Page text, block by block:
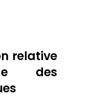
relative
des